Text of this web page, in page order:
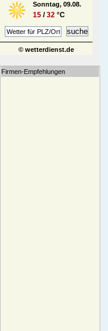
Sonntag, 09.08.
15 /32 °C
© wetterdienst.de
Firmen-Empfehlungen